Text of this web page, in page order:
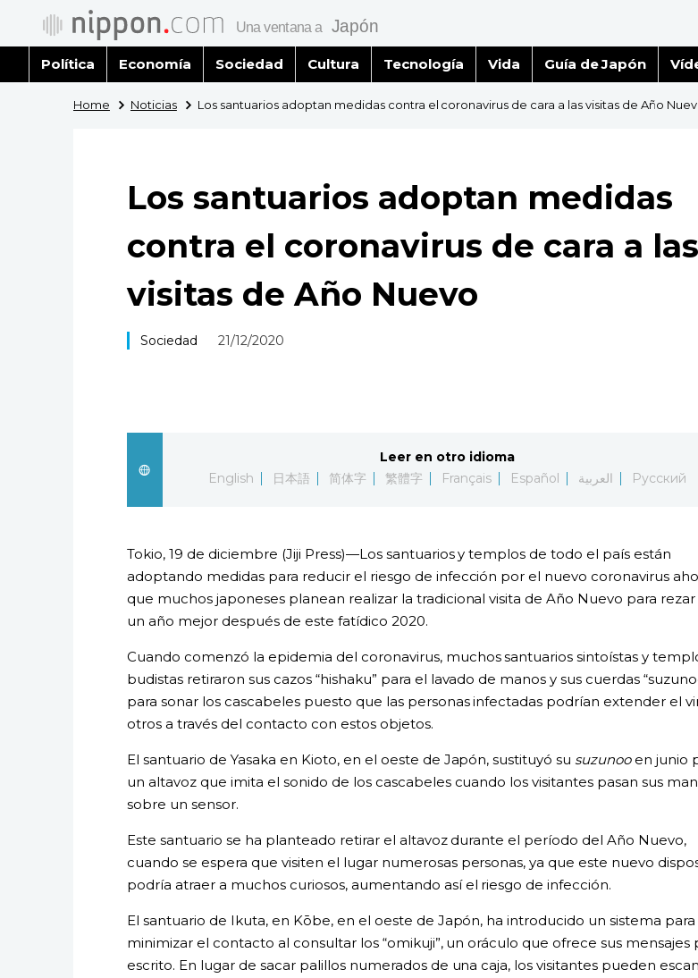
Política Economía Sociedad Cultura Tecnología Vida Guía de Japón
Home Noticias Los santuarios adoptan medidas contra el coronavirus de cara a las visitas de Año
Los santuarios adoptan medidas
contra el coronavirus de cara a las
visitas de Año Nuevo
Sociedad 21/12/2020
Leer en otro idioma
English
日本語 简体字 繁體字 Français Español العربية Русский
Tokio, 19 de diciembre (Jiji Press)—Los santuarios y templos de todo el país están
adoptando medidas para reducir el riesgo de infección por el nuevo coronavirus
que muchos japoneses planean realizar la tradicional visita de Año Nuevo para
un año mejor después de este fatídico 2020.
Cuando comenzó la epidemia del coronavirus, muchos santuarios sintoístas y
budistas retiraron sus cazos “hishaku” para el lavado de manos y sus cuerdas
para sonar los cascabeles puesto que las personas infectadas podrían extender el
otros a través del contacto con estos objetos.
El santuario de Yasaka en Kioto, en el oeste de Japón, sustituyó su suzunooen junio
un altavoz que imita el sonido de los cascabeles cuando los visitantes pasan sus
sobre un sensor.
Este santuario se ha planteado retirar el altavoz durante el período del Año Nuevo,
cuando se espera que visiten el lugar numerosas personas, ya que este nuevo
podría atraer a muchos curiosos, aumentando así el riesgo de infección.
El santuario de Ikuta, en Kōbe, en el oeste de Japón, ha introducido un sistema para
minimizar el contacto al consultar los “omikuji”, un oráculo que ofrece sus mensajes
escrito. En lugar de sacar palillos numerados de una caja, los visitantes pueden